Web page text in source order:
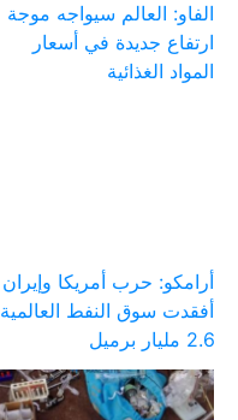
الفاو: العالم سيواجه موجة
ارتفاع جديدة في أسعار
المواد الغذائية
أرامكو: حرب أمريكا وإيران
أفقدت سوق النفط العالمية
2.6 مليار برميل